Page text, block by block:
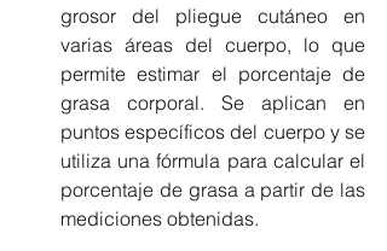
grosor del pliegue cutáneo en
varias áreas del cuerpo, lo que
permite estimar el porcentaje de
grasa corporal. Se aplican en
puntos específicos del cuerpo y se
utiliza una fórmula para calcular el
porcentaje de grasa a partir de las
mediciones obtenidas.